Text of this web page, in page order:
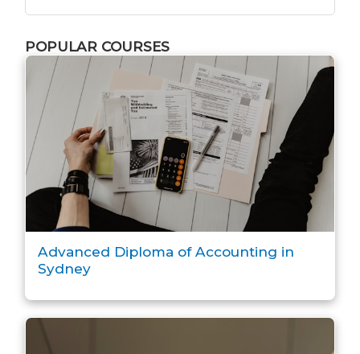
POPULAR COURSES
Advanced Diploma of Accounting in
Sydney